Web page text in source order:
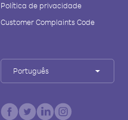
Política de privacidade
Customer Complaints Code
Português